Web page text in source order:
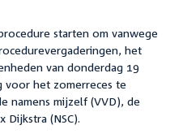
starten om vanwege
het
van donderdag 19
het zomerreces te
namens mijzelf (VVD), de
Dijkstra (NSC).